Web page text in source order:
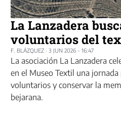
La Lanzadera
voluntarios del
F. BLÁZQUEZ · 3 JUN 2026 - 16:47
La asociación La Lanzadera
en el Museo Textil una jornada
voluntarios y conservar la
bejarana.